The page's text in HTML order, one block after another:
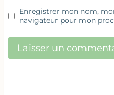
Enregistrer mon nom,
navigateur pour mon